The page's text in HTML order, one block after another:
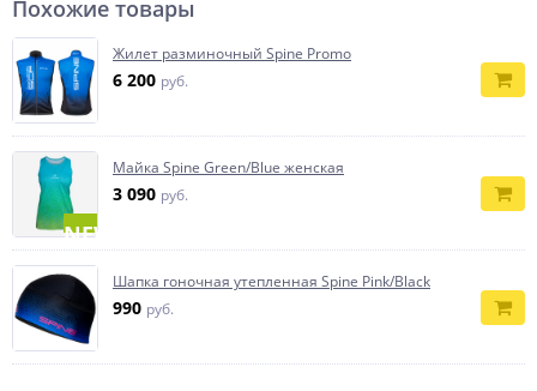
Похожие товары
Жилет разминочный Spine Promo
6 200 руб.
NEW
Майка Spine Green/Blue женская
3 090 руб.
Шапка гоночная утепленная Spine Pink/Black
990 руб.